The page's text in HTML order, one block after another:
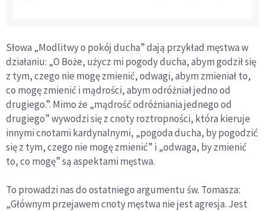
Słowa „Modlitwy o pokój ducha” dają przykład męstwa w
działaniu: „O Boże, użycz mi pogody ducha, abym godził się
z tym, czego nie mogę zmienić, odwagi, abym zmieniał to,
co mogę zmienić i mądrości, abym odróżniał jedno od
drugiego.”. Mimo że „mądrość odróżniania jednego od
drugiego” wywodzi się z cnoty roztropności, która kieruje
innymi cnotami kardynalnymi, „pogoda ducha, by pogodzić
się z tym, czego nie mogę zmienić” i „odwaga, by zmienić
to, co mogę” są aspektami męstwa.
To prowadzi nas do ostatniego argumentu św. Tomasza:
„Głównym przejawem cnoty męstwa nie jest agresja. Jest